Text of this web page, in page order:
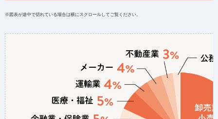
※図表が途中で切れている場合は横にスクロールしてご覧ください。